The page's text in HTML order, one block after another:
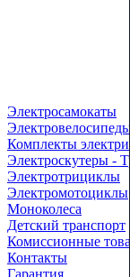
Электросамокаты
Электровелосипеды
Комплекты
Электроскутеры -
Электротрициклы
Электромотоциклы
Моноколеса
Детский транспорт
Комиссионные
Контакты
Гарантия